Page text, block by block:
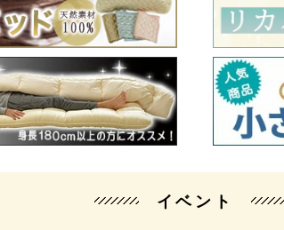
イベント